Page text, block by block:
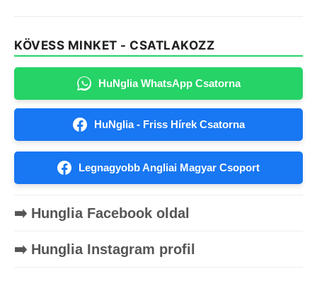
KÖVESS MINKET - CSATLAKOZZ
HuNglia WhatsApp Csatorna
HuNglia - Friss Hírek Csatorna
Legnagyobb Angliai Magyar Csoport
➡️ Hunglia Facebook oldal
➡️ Hunglia Instagram profil